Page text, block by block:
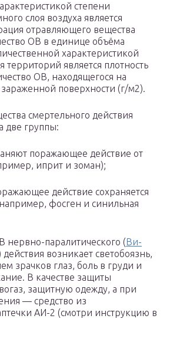
степени
слоя воздуха является
отравляющего вещества
ОВ в единице объёма
характеристикой
территорий является плотность
ОВ, находящегося на
поверхности (г/м2).
смертельного действия
две группы:
поражающее действие от
иприт и зоман);
действие сохраняется
фосген и синильная
паралитического (Ви-
возникает светобоязнь,
зрачков глаз, боль в груди и
В качестве защиты
защитную одежду, а при
— средство из
АИ-2 (смотри инструкцию в